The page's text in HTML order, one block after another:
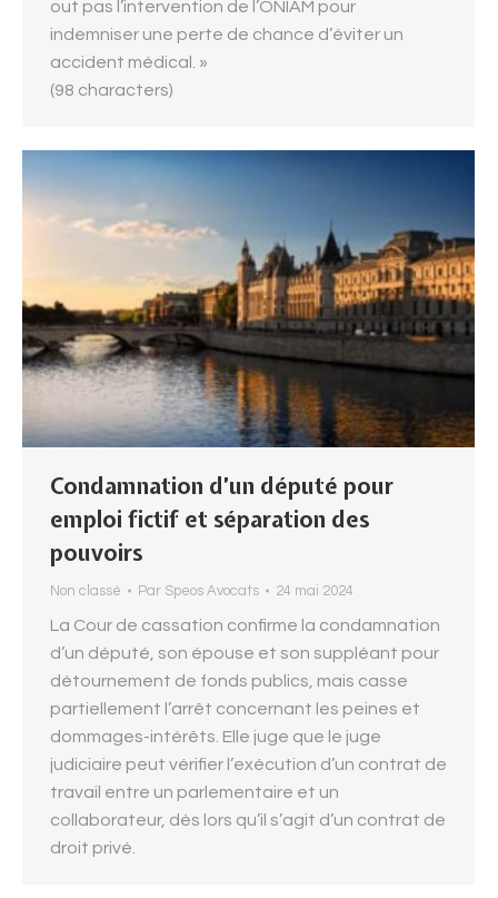
out pas l’intervention de l’ONIAM pour
indemniser une perte de chance d’éviter un
accident médical. »
(98 characters)
Condamnation d’un député pour
emploi fictif et séparation des
pouvoirs
Non classé Par Speos Avocats 24 mai 2024
La Cour de cassation confirme la condamnation
d’un député, son épouse et son suppléant pour
détournement de fonds publics, mais casse
partiellement l’arrêt concernant les peines et
dommages-intérêts. Elle juge que le juge
judiciaire peut vérifier l’exécution d’un contrat de
travail entre un parlementaire et un
collaborateur, dès lors qu’il s’agit d’un contrat de
droit privé.